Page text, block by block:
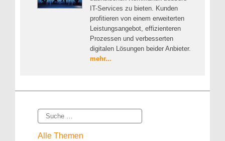
IT-Services zu bieten. Kunden
profitieren von einem erweiterten
Leistungsangebot, effizienteren
Prozessen und verbesserten
digitalen Lösungen beider Anbieter.
mehr...
Suche
Alle Themen